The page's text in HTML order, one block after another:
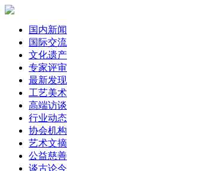
国内新闻
国际交流
文化遗产
专家评审
最新发现
工艺美术
高端访谈
行业动态
协会机构
艺术文摘
公益慈善
谈古论今